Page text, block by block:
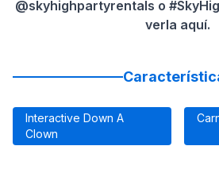
@skyhighpartyrentals o
verla aquí.
Interactive Down A
Clown